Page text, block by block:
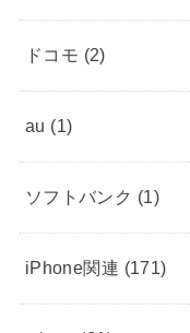
ドコモ (2)
au (1)
ソフトバンク (1)
iPhone関連 (171)